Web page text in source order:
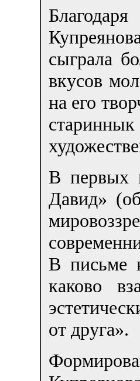
сыграла
вкусов
на его
В первых
Давид»
В письме
каково
от друга».